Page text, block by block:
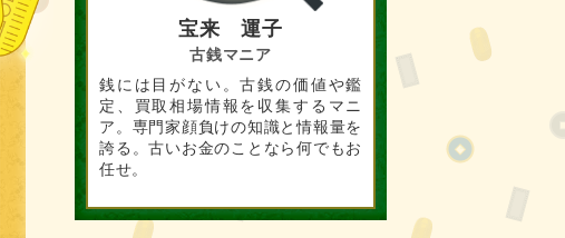
宝来 運子
古銭マニア
銭には目がない。古銭の価値や鑑
定、買取相場情報を収集するマニ
ア。専門家顔負けの知識と情報量を
誇る。古いお金のことなら何でもお
任せ。